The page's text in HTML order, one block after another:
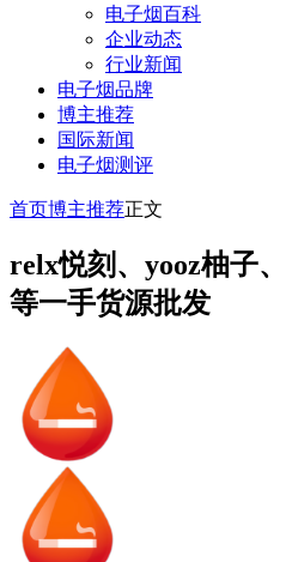
电子烟百科
企业动态
行业新闻
电子烟品牌
博主推荐
国际新闻
电子烟测评
首页博主推荐正文
relx悦刻、yooz柚子
等一手货源批发